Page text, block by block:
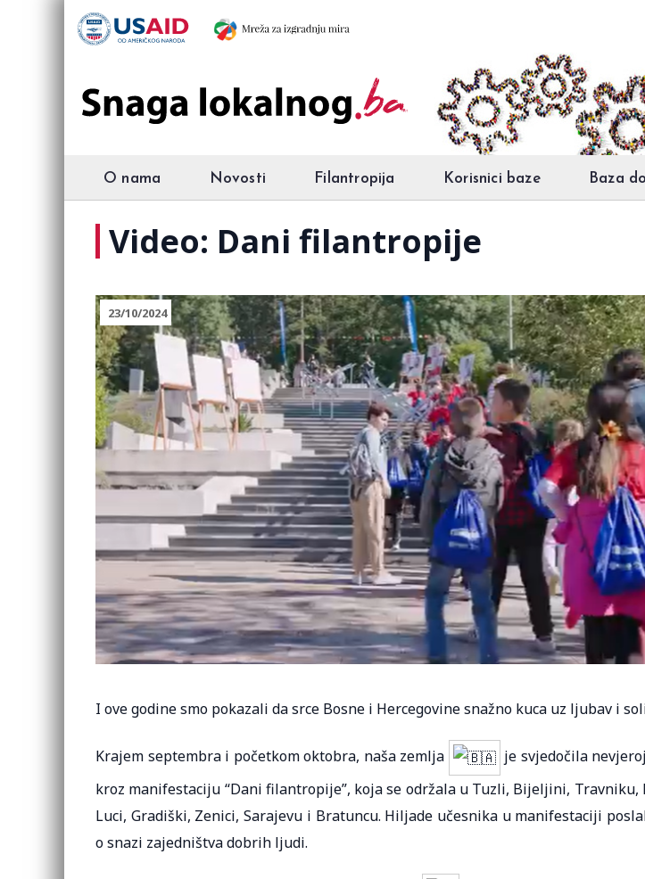
O nama Novosti Filantropija Korisnici baze Baza
Video: Dani filantropije
23/10/2024
I ove godine smo pokazali da srce Bosne i Hercegovine snažno kuca uz ljubav i
Krajem septembra i početkom oktobra, naša zemlja
je svjedočila
kroz manifestaciju “Dani filantropije”, koja se održala u Tuzli, Bijeljini,
Luci, Gradiški, Zenici, Sarajevu i Bratuncu. Hiljade učesnika u manifestaciji
o snazi zajedništva dobrih ljudi.